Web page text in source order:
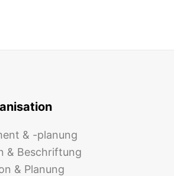
& -planung
& Beschriftung
& Planung